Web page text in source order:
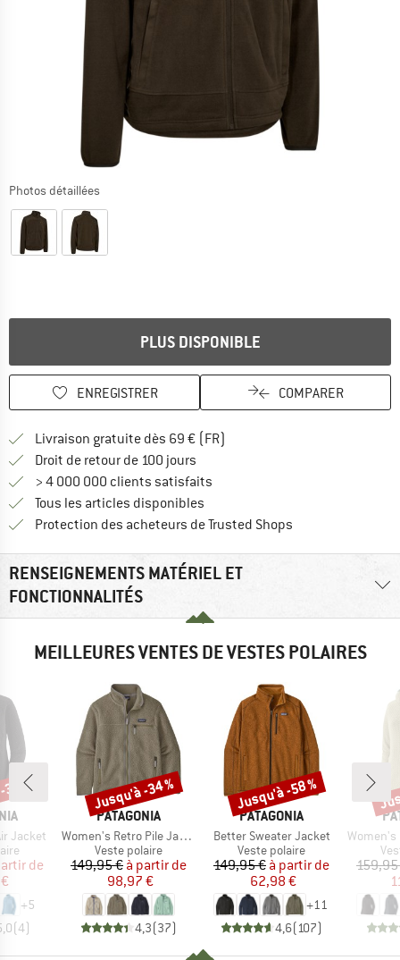
Photos détaillées
PLUS DISPONIBLE
ENREGISTRER COMPARER
Livraison gratuite dès 69 € (FR)
Droit de retour de 100 jours
> 4 000 000 clients satisfaits
Tous les articles disponibles
Protection des acheteurs de Trusted Shops
RENSEIGNEMENTS MATÉRIEL ET
FONCTIONNALITÉS
MEILLEURES VENTES DE VESTES POLAIRES
Jacket
réduit
de
+5
(4)
%
MARQUE
PATAGONIA
Article
Women's Retro Pile Jacket
Product group
Veste polaire
Prix
149,95 € Prix réduit
à partir de
98,97 €
4,3(37)
Remise
Jusqu'à -34 %
MARQUE
PATAGONIA
Article
Better Sweater Jacket
Product group
Veste polaire
Prix
149,95 € Prix réduit
à partir de
62,98 €
+11
4,6(107)
Remise
Jusqu'à -58 %
Article
Women's R1